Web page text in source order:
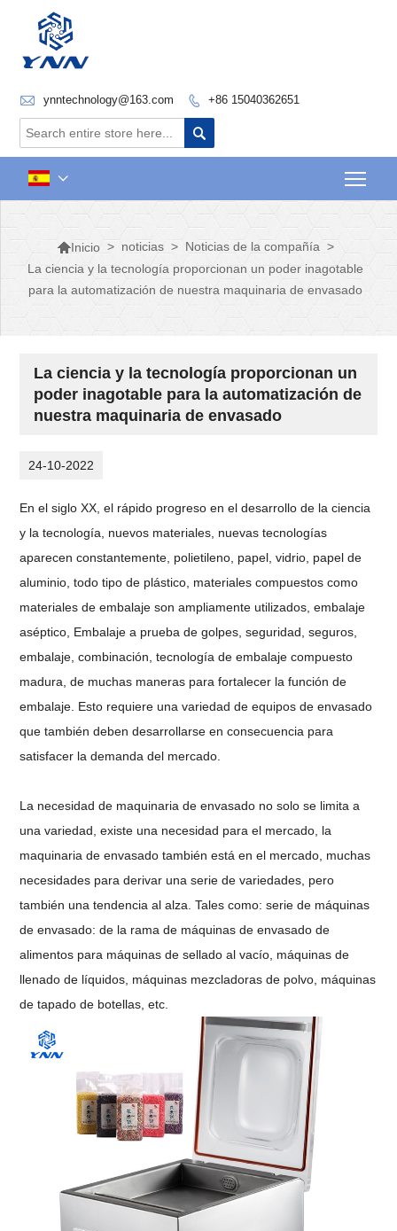
 ynntechnology@163.com  +86 15040362651


Inicio > noticias > Noticias de la compañía >
La ciencia y la tecnología proporcionan un poder inagotable
para la automatización de nuestra maquinaria de envasado
La ciencia y la tecnología proporcionan un
poder inagotable para la automatización de
nuestra maquinaria de envasado
24-10-2022
En el siglo XX, el rápido progreso en el desarrollo de la ciencia
y la tecnología, nuevos materiales, nuevas tecnologías
aparecen constantemente, polietileno, papel, vidrio, papel de
aluminio, todo tipo de plástico, materiales compuestos como
materiales de embalaje son ampliamente utilizados, embalaje
aséptico, Embalaje a prueba de golpes, seguridad, seguros,
embalaje, combinación, tecnología de embalaje compuesto
madura, de muchas maneras para fortalecer la función de
embalaje. Esto requiere una variedad de equipos de envasado
que también deben desarrollarse en consecuencia para
satisfacer la demanda del mercado.
La necesidad de maquinaria de envasado no solo se limita a
una variedad, existe una necesidad para el mercado, la
maquinaria de envasado también está en el mercado, muchas
necesidades para derivar una serie de variedades, pero
también una tendencia al alza. Tales como: serie de máquinas
de envasado: de la rama de máquinas de envasado de
alimentos para máquinas de sellado al vacío, máquinas de
llenado de líquidos, máquinas mezcladoras de polvo, máquinas
de tapado de botellas, etc.